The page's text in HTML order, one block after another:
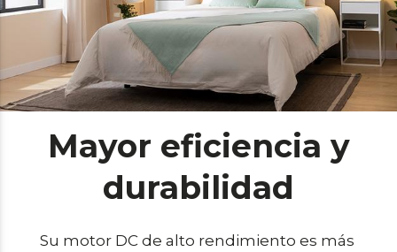
Mayor eficiencia y
durabilidad
Su motor DC de alto rendimiento es más